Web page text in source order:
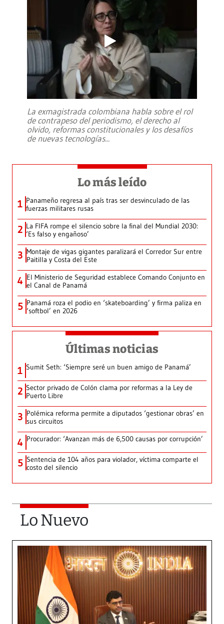
La exmagistrada colombiana habla sobre el rol
de contrapeso del periodismo, el derecho al
olvido, reformas constitucionales y los desafíos
de nuevas tecnologías...
Lo más leído
1 Panameño regresa al país tras ser desvinculado de las
fuerzas militares rusas
2 La FIFA rompe el silencio sobre la final del Mundial 2030:
‘Es falso y engañoso’
3 Montaje de vigas gigantes paralizará el Corredor Sur entre
Paitilla y Costa del Este
4 El Ministerio de Seguridad establece Comando Conjunto en
el Canal de Panamá
5 Panamá roza el podio en ‘skateboarding’ y firma paliza en
‘softbol’ en 2026
Últimas noticias
1 Sumit Seth: ‘Siempre seré un buen amigo de Panamá’
2 Sector privado de Colón clama por reformas a la Ley de
Puerto Libre
3 Polémica reforma permite a diputados ‘gestionar obras’ en
sus circuitos
4 Procurador: ‘Avanzan más de 6,500 causas por corrupción’
5 Sentencia de 104 años para violador, víctima comparte el
costo del silencio
Lo Nuevo